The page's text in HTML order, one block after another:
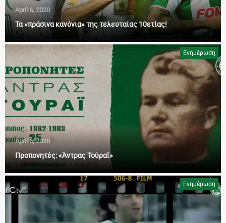
April 6, 2020
Τα «πράσινα κανόνια» της τελευταίας 10ετίας!
Ενημέρωση
April 6, 2020
Προπονητές: «Άντρας Τούραϊ»
Ενημέρωση